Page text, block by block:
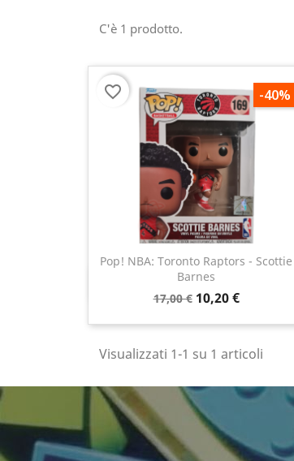
C'è 1 prodotto.
Pop! NBA: Toronto Raptors - Scottie
Barnes
17,00 € 10,20 €
-40%
Anteprima
favorite_border
Visualizzati 1-1 su 1 articoli